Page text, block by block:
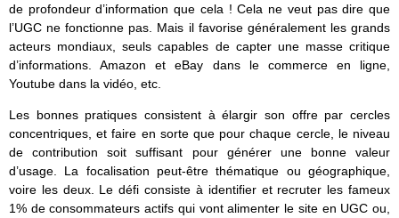
de profondeur d’information que cela ! Cela ne veut pas dire que
l’UGC ne fonctionne pas. Mais il favorise généralement les grands
acteurs mondiaux, seuls capables de capter une masse critique
d’informations. Amazon et eBay dans le commerce en ligne,
Youtube dans la vidéo, etc.
Les bonnes pratiques consistent à élargir son offre par cercles
concentriques, et faire en sorte que pour chaque cercle, le niveau
de contribution soit suffisant pour générer une bonne valeur
d’usage. La focalisation peut-être thématique ou géographique,
voire les deux. Le défi consiste à identifier et recruter les fameux
1% de consommateurs actifs qui vont alimenter le site en UGC ou,